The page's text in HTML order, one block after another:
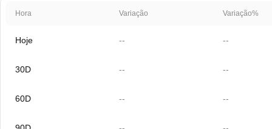
Hora Variação Variação%
Hoje -- --
30D -- --
60D -- --